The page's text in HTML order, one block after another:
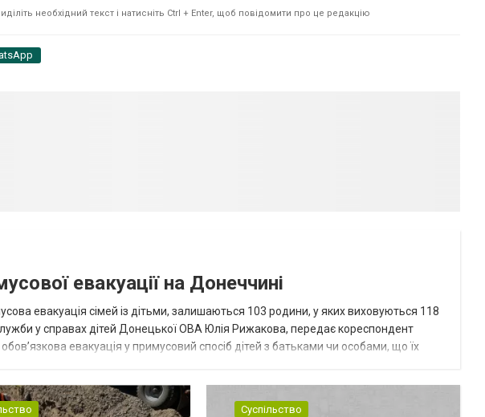
необхідний текст і натисніть Ctrl + Enter, щоб повідомити про це редакцію
евакуації на Донеччині
евакуація сімей із дітьми, залишаються 103 родини, у яких виховуються 118
у справах дітей Донецької ОВА Юлія Рижакова, передає кореспондент
евакуація у примусовий спосіб дітей з батьками чи особами, що їх
Суспільство